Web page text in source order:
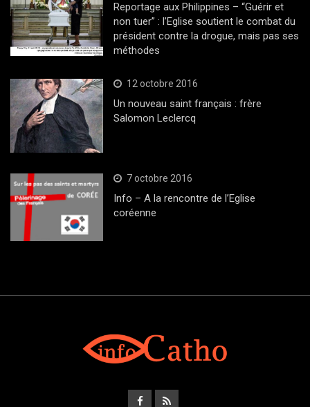
Reportage aux Philippines – “Guérir et
non tuer” : l’Eglise soutient le combat du
président contre la drogue, mais pas ses
méthodes
12 octobre 2016
Un nouveau saint français : frère
Salomon Leclercq
7 octobre 2016
Info – A la rencontre de l’Eglise
coréenne